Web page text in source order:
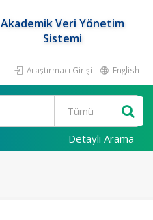
Akademik Veri Yönetim
Sistemi
Araştırmacı Girişi English
Detaylı Arama